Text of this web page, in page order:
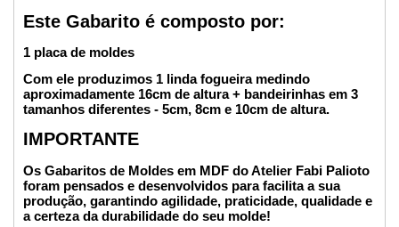
Este Gabarito é composto por:
1 placa de moldes
Com ele produzimos 1 linda fogueira medindo
aproximadamente 16cm de altura + bandeirinhas em 3
tamanhos diferentes - 5cm, 8cm e 10cm de altura.
IMPORTANTE
Os Gabaritos de Moldes em MDF do Atelier Fabi Palioto
foram pensados e desenvolvidos para facilita a sua
produção, garantindo agilidade, praticidade, qualidade e
a certeza da durabilidade do seu molde!